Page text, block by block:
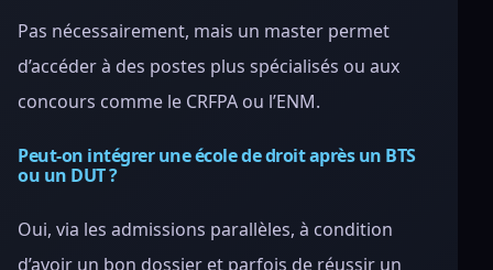
Pas nécessairement, mais un master permet
d’accéder à des postes plus spécialisés ou aux
concours comme le CRFPA ou l’ENM.
Peut-on intégrer une école de droit après un BTS
ou un DUT ?
Oui, via les admissions parallèles, à condition
d’avoir un bon dossier et parfois de réussir un